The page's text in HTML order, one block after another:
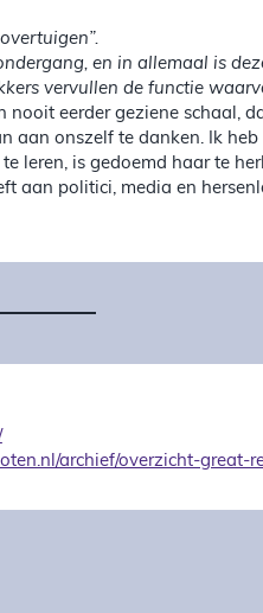
en in allemaal is
vervullen de functie
eerder geziene schaal,
aan onszelf te danken. Ik
leren, is gedoemd haar te
aan politici, media en
archief/overzicht-great-